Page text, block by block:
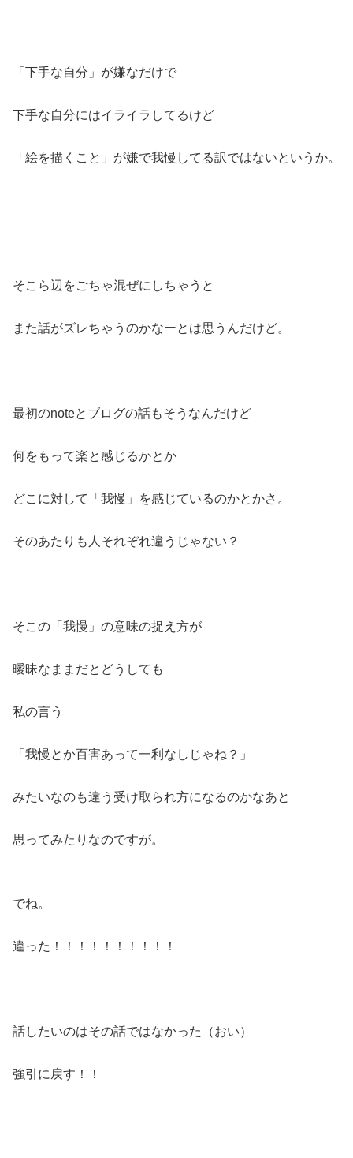
「下手な自分」が嫌なだけで
下手な自分にはイライラしてるけど
「絵を描くこと」が嫌で我慢してる訳ではないというか。
そこら辺をごちゃ混ぜにしちゃうと
また話がズレちゃうのかなーとは思うんだけど。
最初のnoteとブログの話もそうなんだけど
何をもって楽と感じるかとか
どこに対して「我慢」を感じているのかとかさ。
そのあたりも人それぞれ違うじゃない？
そこの「我慢」の意味の捉え方が
曖昧なままだとどうしても
私の言う
「我慢とか百害あって一利なしじゃね？」
みたいなのも違う受け取られ方になるのかなあと
思ってみたりなのですが。
でね。
違った！！！！！！！！！！
話したいのはその話ではなかった（おい）
強引に戻す！！